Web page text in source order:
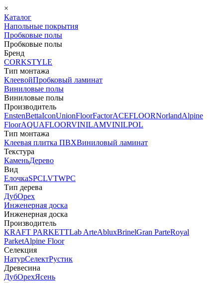
×
Каталог
Напольные покрытия
Пробковые полы
Пробковые полы
Бренд
CORKSTYLE
Тип монтажа
КлеевойПробковый ламинат
Виниловые полы
Виниловые полы
Производитель
EnstenBettaIconUnionFloorFactorACEFLOORNorlandAlpine
FloorAQUAFLOORVINILAMVINILPOL
Тип монтажа
Клеевая плитка ПВХВиниловый ламинат
Текстура
КаменьДерево
Вид
ЕлочкаSPCLVTWPC
Тип дерева
ДубОрех
Инженерная доска
Инженерная доска
Производитель
KRAFT PARKETTLab ArteAbluxBrinelGran ParteRoyal
ParketAlpine Floor
Селекция
НатурСелектРустик
Древесина
ДубОрехЯсень